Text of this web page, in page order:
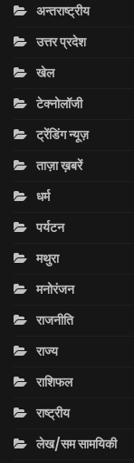
अन्तराष्ट्रीय
उत्तर प्रदेश
खेल
टेक्नोलॉजी
ट्रेंडिंग न्यूज़
ताज़ा ख़बरें
धर्म
पर्यटन
मथुरा
मनोरंजन
राजनीति
राज्य
राशिफल
राष्ट्रीय
लेख/सम सामयिकी